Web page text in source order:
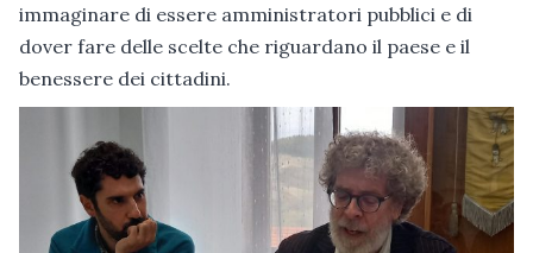
immaginare di essere amministratori pubblici e di
dover fare delle scelte che riguardano il paese e il
benessere dei cittadini.